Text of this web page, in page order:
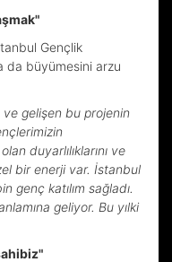
Gençlik
da büyümesini arzu
ve gelişen bu projenin
duyarlılıklarını ve
bir enerji var. İstanbul
genç katılım sağladı.
geliyor. Bu yılki